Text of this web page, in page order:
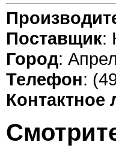
Поставщик:
Город:
Телефон:
Контактное